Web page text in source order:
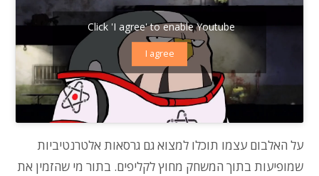
Click 'I agree' to enable Youtube
I agree
על האלבום עצמו תוכלו למצוא גם גרסאות אלטרנטיביות
שמופיעות בתוך המשחק מחוץ לקליפים. בתור מי שהזמין את